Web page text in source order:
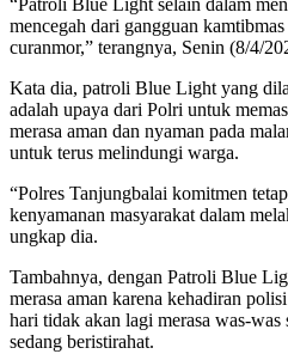
“Patroli Blue Light selain dalam
mencegah dari gangguan
curanmor,” terangnya, Senin (8/4/
Kata dia, patroli Blue Light yang
adalah upaya dari Polri untuk
merasa aman dan nyaman pada
untuk terus melindungi warga.
“Polres Tanjungbalai komitmen
kenyamanan masyarakat dalam
ungkap dia.
Tambahnya, dengan Patroli Blue
merasa aman karena kehadiran
hari tidak akan lagi merasa was-was
sedang beristirahat.